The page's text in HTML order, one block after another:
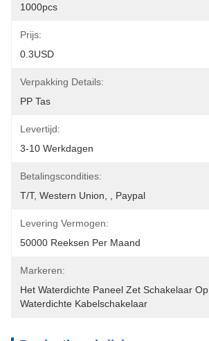
1000pcs
Prijs:
0.3USD
Verpakking Details:
PP Tas
Levertijd:
3-10 Werkdagen
Betalingscondities:
T/T, Western Union, , Paypal
Levering Vermogen:
50000 Reeksen Per Maand
Markeren:
Het Waterdichte Paneel Zet Schakelaar Op
Waterdichte Kabelschakelaar